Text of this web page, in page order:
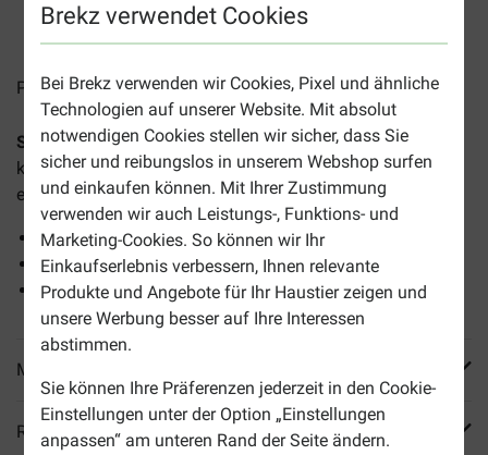
Brekz verwendet Cookies
Bei Brekz verwenden wir Cookies, Pixel und ähnliche
Technologien auf unserer Website. Mit absolut
notwendigen Cookies stellen wir sicher, dass Sie
sicher und reibungslos in unserem Webshop surfen
und einkaufen können. Mit Ihrer Zustimmung
verwenden wir auch Leistungs-, Funktions- und
Marketing-Cookies. So können wir Ihr
Einkaufserlebnis verbessern, Ihnen relevante
Produkte und Angebote für Ihr Haustier zeigen und
unsere Werbung besser auf Ihre Interessen
abstimmen.
Sie können Ihre Präferenzen jederzeit in den Cookie-
Einstellungen unter der Option „Einstellungen
anpassen“ am unteren Rand der Seite ändern.
2-5 Arbeitstage, sofern nicht anders angegeben
Preise inkl. MwSt zzgl.Versandkosten
Schesir Thunfisch (Gelee) Nassfutter Katzenist ein
komplettes Futter für ausgewachsene Katzen. Eine Dose
enthält 85 Gramm.
Ausschließlich gesunde und natürliche Zutaten
Mit ungesättigten Fettsäuren, Omega 3 und Omega 6
Auch für wählerische Katzen
Mehr Produktinfos
Reviews